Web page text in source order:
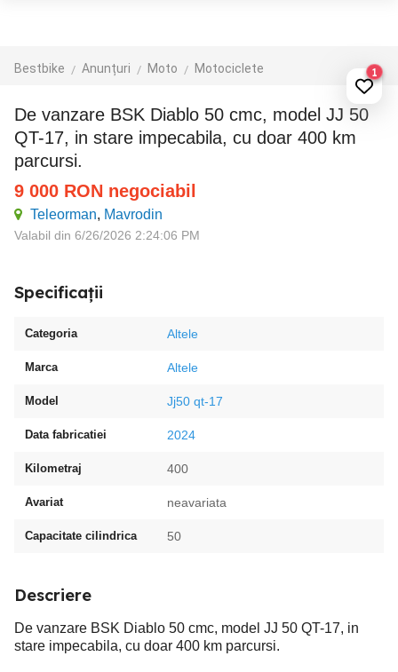
Bestbike Anunțuri Moto Motociclete 1
De vanzare BSK Diablo 50 cmc, model JJ 50
QT-17, in stare impecabila, cu doar 400 km
parcursi.
9 000 RON negociabil
Teleorman, Mavrodin
Valabil din 6/26/2026 2:24:06 PM
Specificații
Categoria Altele
Marca Altele
Model Jj50 qt-17
Data fabricatiei 2024
Kilometraj 400
Avariat neavariata
Capacitate cilindrica 50
Descriere
De vanzare BSK Diablo 50 cmc, model JJ 50 QT-17, in
stare impecabila, cu doar 400 km parcursi.